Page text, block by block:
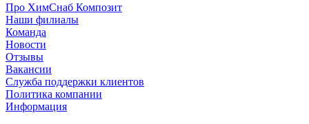
Про ХимСнаб Композит
Наши филиалы
Команда
Новости
Отзывы
Вакансии
Служба поддержки клиентов
Политика компании
Информация